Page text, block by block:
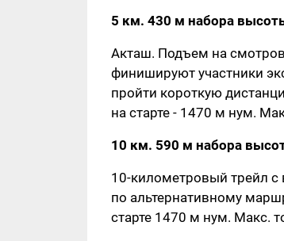
5 км. 430 м набора
Акташ. Подъем на
финишируют участники
пройти короткую
на старте - 1470 м нум.
10 км. 590 м набора
10-километровый трейл с
по альтернативному
старте 1470 м нум. Макс.